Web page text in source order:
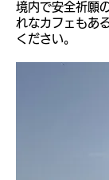
境内で安全祈願
れなカフェもあ
ください。